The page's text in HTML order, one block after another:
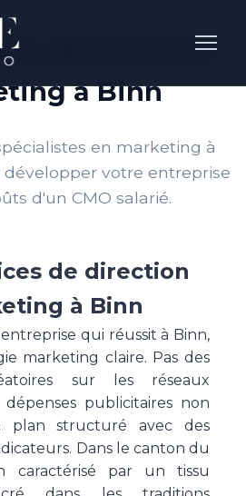
de Direction
à Binn
en marketing à
votre entreprise
d'un CMO salarié.
de direction
à Binn
qui réussit à Binn,
marketing claire. Pas des
sur les réseaux
dépenses publicitaires non
plan structuré avec des
Dans le canton du
caractérisé par un tissu